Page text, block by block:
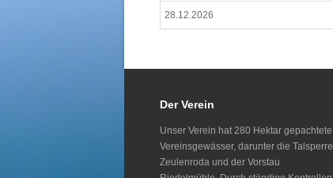
28.12.2026
Der Verein
Unser Verein hat 280 Hektar gepachtete
Vereinsgewässer, darunter die Talsperre
Zeulenroda und der Vorstau